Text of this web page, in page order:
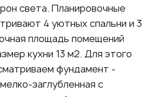
света. Планировочные
4 уютных спальни и 3
площадь помещений
кухни 13 м2. Для этого
фундамент -
заглубленная с